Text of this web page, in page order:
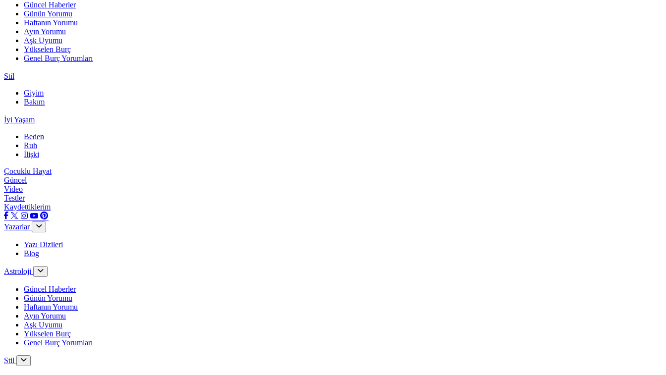
Güncel Haberler
Günün Yorumu
Haftanın Yorumu
Ayın Yorumu
Aşk Uyumu
Yükselen Burç
Genel Burç Yorumları
Stil
Giyim
Bakım
İyi Yaşam
Beden
Ruh
İlişki
Çocuklu Hayat
Güncel
Video
Testler
Kaydettiklerim
Yazarlar
Yazı Dizileri
Blog
Astroloji
Güncel Haberler
Günün Yorumu
Haftanın Yorumu
Ayın Yorumu
Aşk Uyumu
Yükselen Burç
Genel Burç Yorumları
Stil